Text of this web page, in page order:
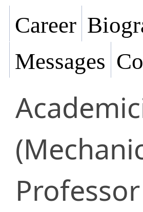
Career
Messages
Professor